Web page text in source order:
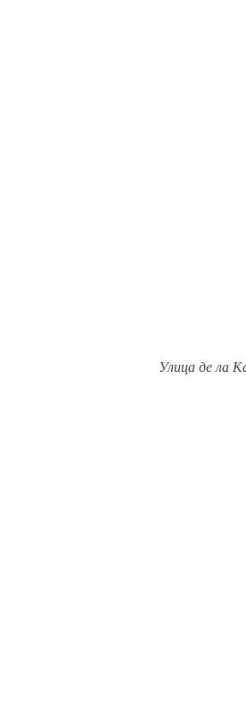
Улица де ла